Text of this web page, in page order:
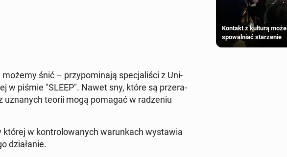
śnić – przy­po­mi­na­ją spe­cja­li­ści z Uni­
w piśmie "SLEEP". Nawet sny, które są prze­ra­
uzna­nych teorii mogą pomagać w ra­dze­niu
której w kon­tro­lo­wa­nych wa­run­kach wy­sta­wia
dzia­ła­nie.
Kontakt z kulturą może
spowalniać starzenie